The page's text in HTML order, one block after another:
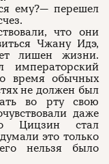
ему?— перешел
что они
Чжану Идэ,
лишен жизни.
императорский
время обычных
не должен был
во рту свою
даже
Цицзин стал
это только
нельзя было